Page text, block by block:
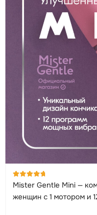
Mister Gentle Mini —
женщин с 1 мотором и
Оценка
5.00из 5